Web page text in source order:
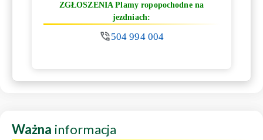
ZGŁOSZENIA Plamy ropopochodne na
jezdniach:
504 994 004
Ważna informacja